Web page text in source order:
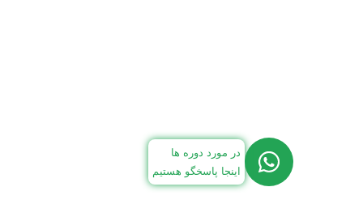
در مورد دوره ها
اینجا پاسخگو هستیم